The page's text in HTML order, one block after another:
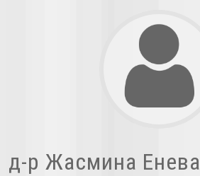
д-р Жасмина Енева